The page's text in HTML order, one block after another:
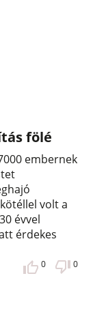
fölé
embernek
volt a
évvel
érdekes
0 0